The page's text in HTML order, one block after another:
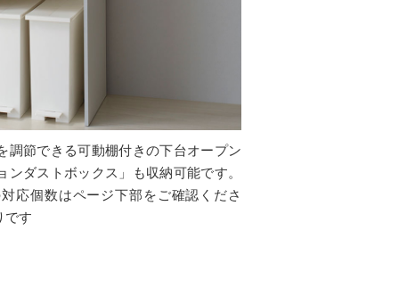
調節できる可動棚付きの下台オープン
ンダストボックス」も収納可能です。
応個数はページ下部をご確認くださ
です